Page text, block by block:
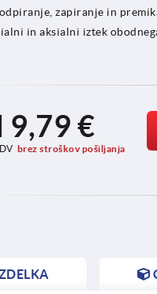
zapiranje in
in aksialni iztek
9,79 €
brez stroškov pošiljanja